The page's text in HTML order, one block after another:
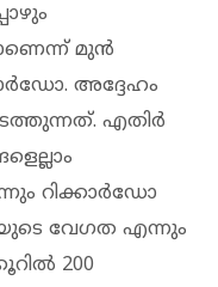
മുന്‍
അദ്ദേഹം
എതിര്‍
റിക്കാര്‍ഡോ
വേഗത എന്നും
200